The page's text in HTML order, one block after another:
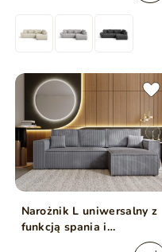
Narożnik L uniwersalny z
funkcją spania i
pojemnikiem Prato XL